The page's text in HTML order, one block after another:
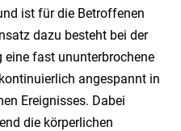
ist für die Betroffenen
dazu besteht bei der
fast ununterbrochene
angespannt in
Ereignisses. Dabei
die körperlichen